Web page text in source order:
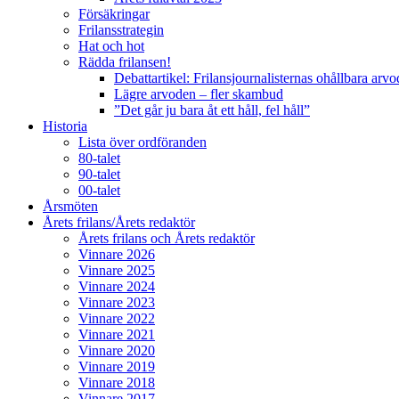
Försäkringar
Frilansstrategin
Hat och hot
Rädda frilansen!
Debattartikel: Frilansjournalisternas ohållbara
Lägre arvoden – fler skambud
”Det går ju bara åt ett håll, fel håll”
Historia
Lista över ordföranden
80-talet
90-talet
00-talet
Årsmöten
Årets frilans/Årets redaktör
Årets frilans och Årets redaktör
Vinnare 2026
Vinnare 2025
Vinnare 2024
Vinnare 2023
Vinnare 2022
Vinnare 2021
Vinnare 2020
Vinnare 2019
Vinnare 2018